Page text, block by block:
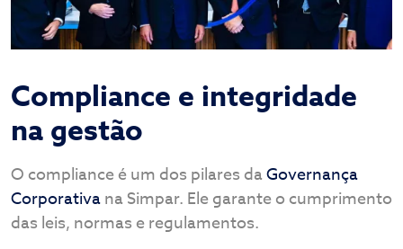
Compliance e integridade
na gestão
O compliance é um dos pilares daGovernança
Corporativana Simpar. Ele garante o cumprimento
das leis, normas e regulamentos.